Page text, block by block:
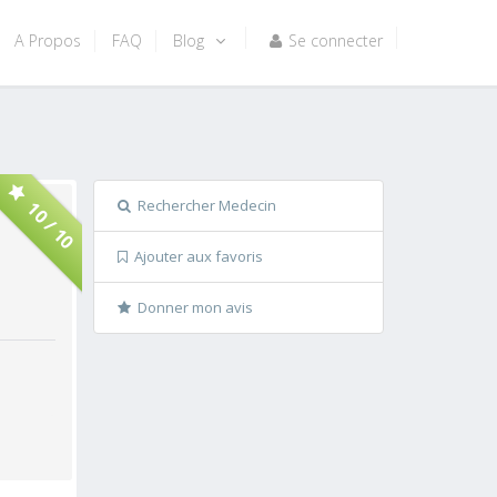
A Propos FAQ Blog Se connecter
10 / 10 Rechercher Medecin
Ajouter aux favoris
Donner mon avis